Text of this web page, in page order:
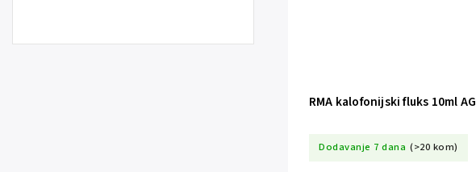
RMA kalofonijski fluks 10ml AG
Dodavanje 7 dana (>20 kom)